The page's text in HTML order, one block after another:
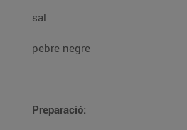
sal
pebre negre
Preparació: